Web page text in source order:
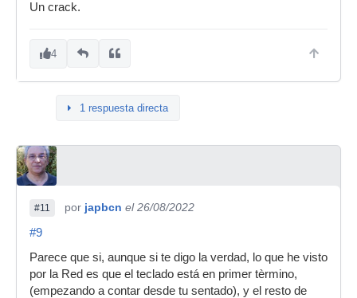
Un crack.
4
1 respuesta directa
#11 por japbcn el 26/08/2022
#9
Parece que si, aunque si te digo la verdad, lo que he visto
por la Red es que el teclado está en primer tèrmino,
(empezando a contar desde tu sentado), y el resto de